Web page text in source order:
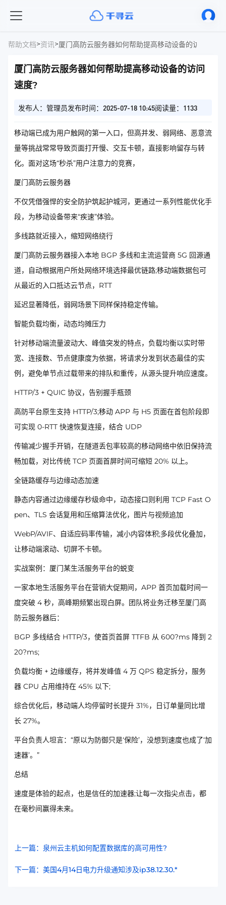
帮助文档>资讯>厦门高防云服务器如何帮助提高移动设备的访问速度?
厦门高防云服务器如何帮助提高移动设备的访问
速度?
发布人：管理员发布时间：2025-07-18 10:45阅读量：1133
移动端已成为用户触网的第一入口，但高并发、弱网络、恶意流
量等挑战常常导致页面打开慢、交互卡顿，直接影响留存与转
化。面对这场“秒杀”用户注意力的竞赛，
厦门高防云服务器
不仅凭借强悍的安全防护筑起护城河，更通过一系列性能优化手
段，为移动设备带来“疾速”体验。
多线路就近接入，缩短网络绕行
厦门高防云服务器接入本地 BGP 多线和主流运营商 5G 回源通
道，自动根据用户所处网络环境选择最优链路;移动端数据包可
从最近的入口抵达云节点，RTT
延迟显著降低，弱网场景下同样保持稳定传输。
智能负载均衡，动态均摊压力
针对移动端流量波动大、峰值突发的特点，负载均衡以实时带
宽、连接数、节点健康度为依据，将请求分发到状态最佳的实
例，避免单节点过载带来的排队和重传，从源头提升响应速度。
HTTP/3 + QUIC 协议，告别握手瓶颈
高防平台原生支持 HTTP/3;移动 APP 与 H5 页面在首包阶段即
可实现 0-RTT 快速恢复连接，结合 UDP
传输减少握手开销，在隧道丢包率较高的移动网络中依旧保持流
畅加载，对比传统 TCP 页面首屏时间可缩短 20% 以上。
全链路缓存与边缘动态加速
静态内容通过边缘缓存秒级命中，动态接口则利用 TCP Fast O
pen、TLS 会话复用和压缩算法优化，图片与视频追加
WebP/AVIF、自适应码率传输，减小内容体积;多段优化叠加，
让移动端滚动、切屏不卡顿。
实战案例：厦门某生活服务平台的蜕变
一家本地生活服务平台在营销大促期间，APP 首页加载时间一
度突破 4 秒，高峰期频繁出现白屏。团队将业务迁移至厦门高
防云服务器后：
BGP 多线结合 HTTP/3，使首页首屏 TTFB 从 600?ms 降到 2
20?ms;
负载均衡 + 边缘缓存，将并发峰值 4 万 QPS 稳定拆分，服务
器 CPU 占用维持在 45% 以下;
综合优化后，移动端人均停留时长提升 31%，日订单量同比增
长 27%。
平台负责人坦言：“原以为防御只是‘保险’，没想到速度也成了‘加
速器’。”
总结
速度是体验的起点，也是信任的加速器;让每一次指尖点击，都
在毫秒间赢得未来。
上一篇：泉州云主机如何配置数据库的高可用性?
下一篇：美国4月14日电力升级通知涉及ip38.12.30.*